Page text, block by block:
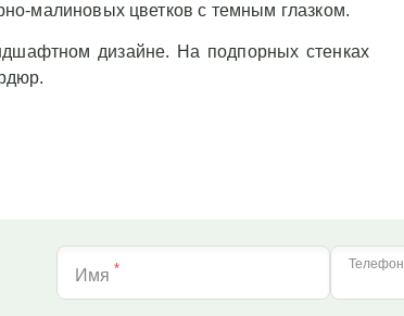
малиновых цветков с темным глазком.
дизайне. На подпорных стенках
Имя * Телефон